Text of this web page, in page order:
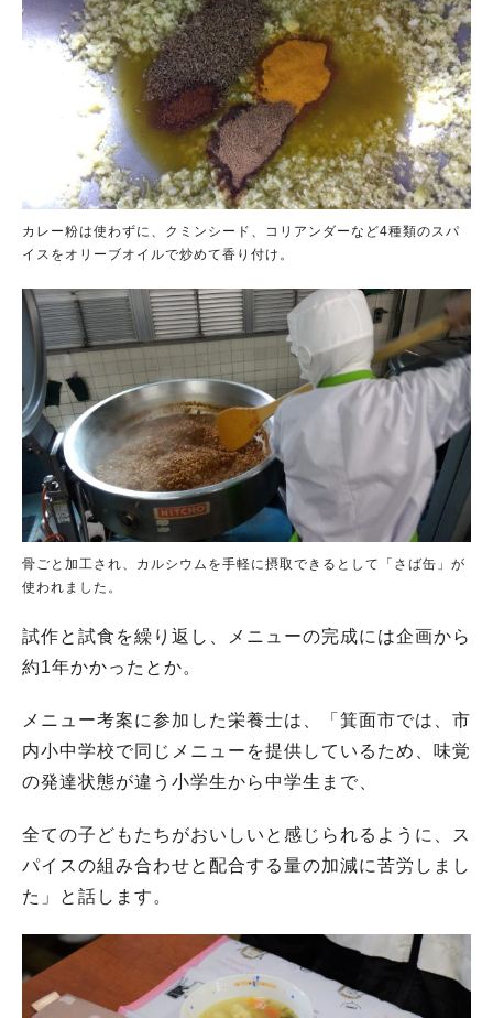
カレー粉は使わずに、クミンシード、コリアンダーなど4種類のスパ
イスをオリーブオイルで炒めて香り付け。
骨ごと加工され、カルシウムを手軽に摂取できるとして「さば缶」が
使われました。
試作と試食を繰り返し、メニューの完成には企画から
約1年かかったとか。
メニュー考案に参加した栄養士は、「箕面市では、市
内小中学校で同じメニューを提供しているため、味覚
の発達状態が違う小学生から中学生まで、
全ての子どもたちがおいしいと感じられるように、ス
パイスの組み合わせと配合する量の加減に苦労しまし
た」と話します。